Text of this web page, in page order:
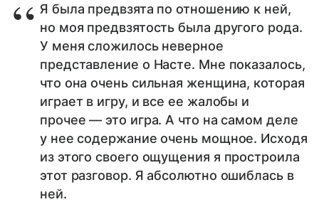
Я была предвзята по отношению к ней,
но моя предвзятость была другого рода.
У меня сложилось неверное
представление о Насте. Мне показалось,
что она очень сильная женщина, которая
играет в игру, и все ее жалобы и
прочее — это игра. А что на самом деле
у нее содержание очень мощное. Исходя
из этого своего ощущения я простроила
этот разговор. Я абсолютно ошиблась в
ней.